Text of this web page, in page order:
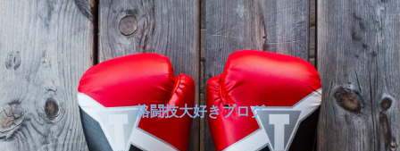
格闘技大好きブログ